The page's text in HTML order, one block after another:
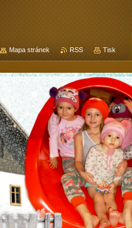
Mapa stránek RSS Tisk